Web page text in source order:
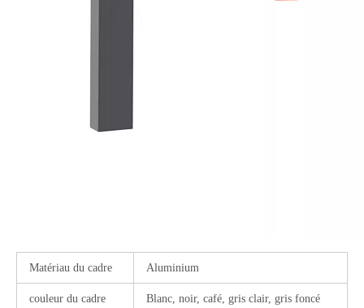
Matériau du cadre Aluminium
couleur du cadre Blanc, noir, café, gris clair, gris foncé